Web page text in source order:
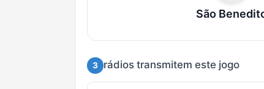
São
3 rádios transmitem este jogo